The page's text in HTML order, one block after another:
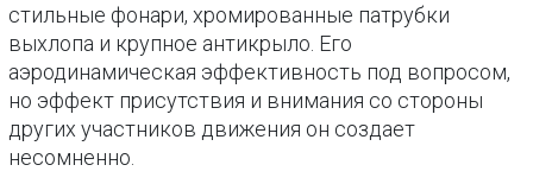
стильные фонари, хромированные патрубки
выхлопа и крупное антикрыло. Его
аэродинамическая эффективность под вопросом,
но эффект присутствия и внимания со стороны
других участников движения он создает
несомненно.